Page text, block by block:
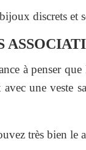
discrets et
à penser
une veste
très bien le